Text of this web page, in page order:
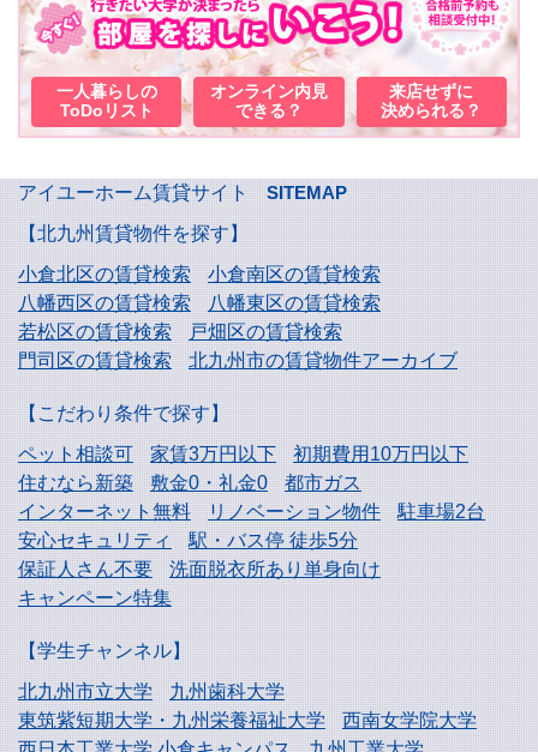
一人暮らしの
ToDoリスト
オンライン内見
できる？
来店せずに
決められる？
アイユーホーム賃貸サイト
SITEMAP
【北九州賃貸物件を探す】
小倉北区の賃貸検索
小倉南区の賃貸検索
八幡西区の賃貸検索
八幡東区の賃貸検索
若松区の賃貸検索
戸畑区の賃貸検索
門司区の賃貸検索
北九州市の賃貸物件アーカイブ
【こだわり条件で探す】
ペット相談可
家賃3万円以下
初期費用10万円以下
住むなら新築
敷金0・礼金0
都市ガス
インターネット無料
リノベーション物件
駐車場2台
安心セキュリティ
駅・バス停 徒歩5分
保証人さん不要
洗面脱衣所あり単身向け
キャンペーン特集
【学生チャンネル】
北九州市立大学
九州歯科大学
東筑紫短期大学・九州栄養福祉大学
西南女学院大学